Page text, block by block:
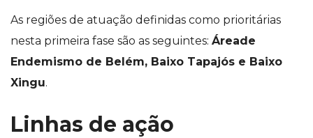
As regiões de atuação definidas como prioritárias
nesta primeira fase são as seguintes: Áreade
Endemismo de Belém, Baixo Tapajós e Baixo
Xingu.
Linhas de ação